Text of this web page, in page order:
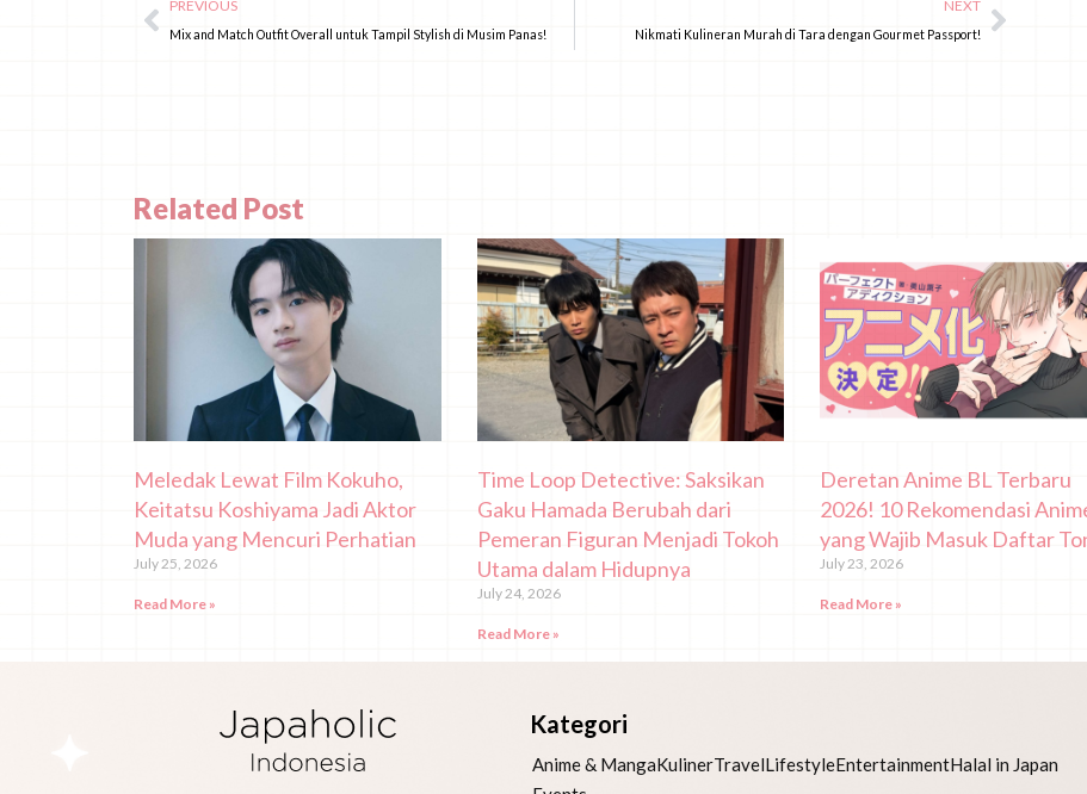
PREVIOUS
Mix and Match Outfit Overall untuk Tampil Stylish di Musim Panas!
NEXT
Nikmati Kulineran Murah di Tara dengan Gourmet Passport!
Related Post
Meledak Lewat Film Kokuho,
Keitatsu Koshiyama Jadi Aktor
Muda yang Mencuri Perhatian
July 25, 2026
Read More »
Time Loop Detective: Saksikan
Gaku Hamada Berubah dari
Pemeran Figuran Menjadi Tokoh
Utama dalam Hidupnya
July 24, 2026
Read More »
Deretan Anime BL Terbaru
2026! 10 Rekomendasi
yang Wajib Masuk Daftar
July 23, 2026
Read More »
Kategori
Anime & MangaKulinerTravelLifestyleEntertainmentHalal in Japan